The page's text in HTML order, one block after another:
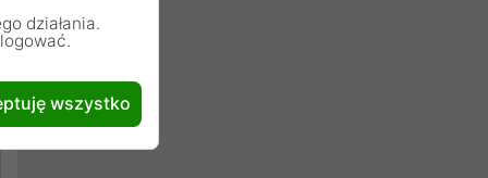
działania.
wszystko